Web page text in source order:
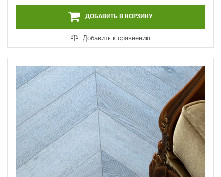
ДОБАВИТЬ В КОРЗИНУ
Добавить к сравнению